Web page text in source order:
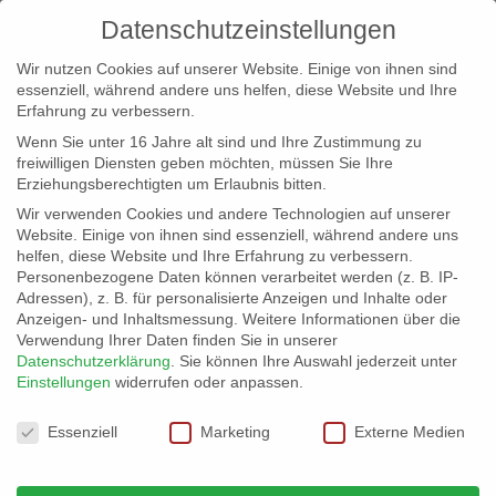
info@erfolgreich-events.de
+4940 46 777 230
Datenschutzeinstellungen
Wir nutzen Cookies auf unserer Website. Einige von ihnen sind
essenziell, während andere uns helfen, diese Website und Ihre
Erfahrung zu verbessern.
Wenn Sie unter 16 Jahre alt sind und Ihre Zustimmung zu
freiwilligen Diensten geben möchten, müssen Sie Ihre
Erziehungsberechtigten um Erlaubnis bitten.
Wir verwenden Cookies und andere Technologien auf unserer
Website. Einige von ihnen sind essenziell, während andere uns
helfen, diese Website und Ihre Erfahrung zu verbessern.
Personenbezogene Daten können verarbeitet werden (z. B. IP-
Adressen), z. B. für personalisierte Anzeigen und Inhalte oder
Anzeigen- und Inhaltsmessung. Weitere Informationen über die
Verwendung Ihrer Daten finden Sie in unserer
Datenschutzerklärung
Sie können Ihre Auswahl jederzeit unter
Einstellungen widerrufen oder anpassen.
Datenschutzeinstellungen
Essenziell Marketing Externe Medien